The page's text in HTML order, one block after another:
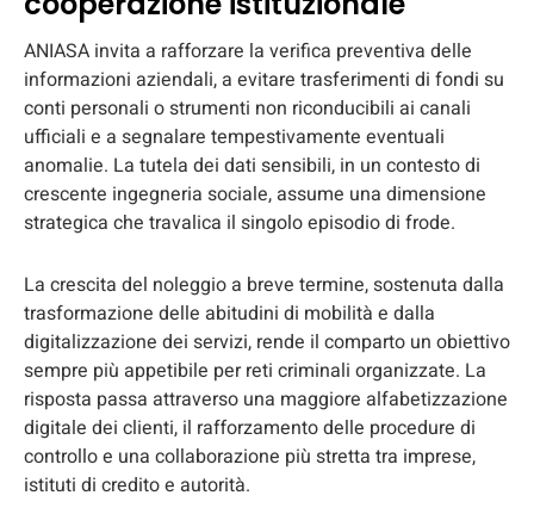
ANIASA invita a rafforzare la verifica preventiva delle
informazioni aziendali, a evitare trasferimenti di fondi su
conti personali o strumenti non riconducibili ai canali
ufficiali e a segnalare tempestivamente eventuali
anomalie. La tutela dei dati sensibili, in un contesto di
crescente ingegneria sociale, assume una dimensione
strategica che travalica il singolo episodio di frode.
La crescita del noleggio a breve termine, sostenuta dalla
trasformazione delle abitudini di mobilità e dalla
digitalizzazione dei servizi, rende il comparto un obiettivo
sempre più appetibile per reti criminali organizzate. La
risposta passa attraverso una maggiore alfabetizzazione
digitale dei clienti, il rafforzamento delle procedure di
controllo e una collaborazione più stretta tra imprese,
istituti di credito e autorità.